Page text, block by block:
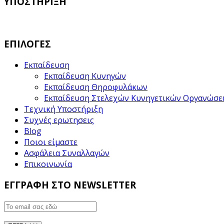
ΕΠΙΛΟΓΕΣ
Εκπαίδευση
Εκπαίδευση Κυνηγών
Εκπαίδευση Θηροφυλάκων
Εκπαίδευση Στελεχών Κυνηγετικών
Τεχνική Υποστήριξη
Συχνές ερωτησεις
Blog
Ποιοι είμαστε
Ασφάλεια Συναλλαγών
Επικοινωνία
ΕΓΓΡΑΦΗ ΣΤΟ NEWSLETTER